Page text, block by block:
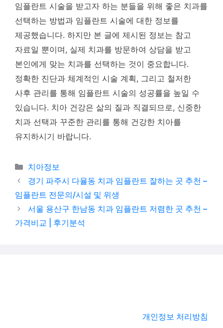
임플란트 시술을 받고자 하는 분들을 위해 좋은 치과를
선택하는 방법과 임플란트 시술에 대한 정보를
제공했습니다. 하지만 본 글에 제시된 정보는 참고
자료일 뿐이며, 실제 치과를 방문하여 상담을 받고
본인에게 맞는 치과를 선택하는 것이 중요합니다.
정확한 진단과 체계적인 시술 계획, 그리고 철저한
사후 관리를 통해 임플란트 시술의 성공률을 높일 수
있습니다. 치아 건강은 삶의 질과 직결되므로, 신중한
치과 선택과 꾸준한 관리를 통해 건강한 치아를
유지하시기 바랍니다.
카테고리
치아정보
경기 파주시 다율동 치과 임플란트 잘하는 곳 추천 –
임플란트 전문의/시설 및 위생
서울 용산구 한남동 치과 임플란트 저렴한 곳 추천 –
가격비교 | 후기분석
개인정보 처리방침